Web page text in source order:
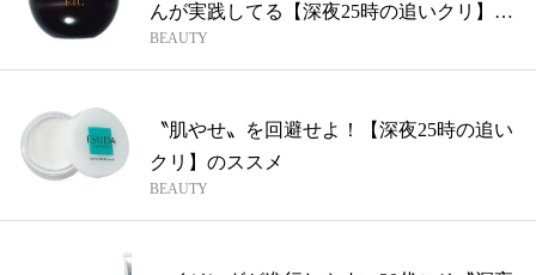
んが実践してる【深夜25時の追いクリ】
っ...
BEAUTY
〝肌やせ〟を回避せよ！【深夜25時の追い
クリ】のススメ
BEAUTY